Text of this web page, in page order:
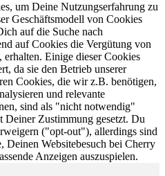
um Deine Nutzungserfahrung zu
Geschäftsmodell von Cookies
auf die Suche nach
auf Cookies die Vergütung von
erhalten. Einige dieser Cookies
da sie den Betrieb unserer
Cookies, die wir z.B. benötigen,
und relevante
sind als "nicht notwendig"
Deiner Zustimmung gesetzt. Du
("opt-out"), allerdings sind
Deinen Websitebesuch bei Cherry
Anzeigen auszuspielen.